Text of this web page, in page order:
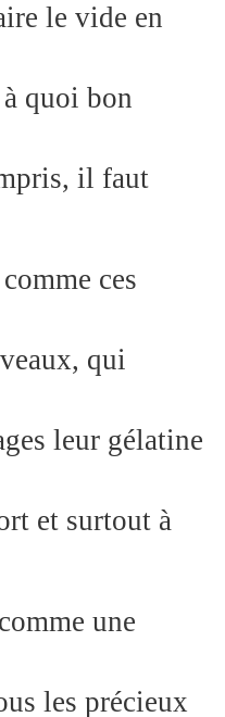
le vide en
quoi bon
il faut
ces
qui
leur gélatine
et surtout à
une
les précieux